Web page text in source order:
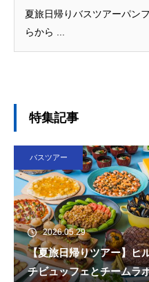
夏旅日帰りバスツアーパン
らから ...
特集記事
バスツアー
2026.05.29
【夏旅日帰りツアー】ヒ
チビュッフェとチームラ